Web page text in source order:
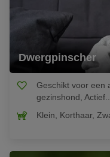
Dwergpinscher
Geschikt voor een
gezinshond, Actief...
Klein, Korthaar,